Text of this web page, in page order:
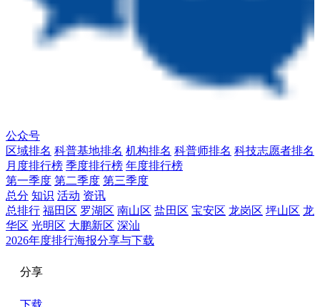
公众号
区域排名 科普基地排名 机构排名 科普师排名 科技志愿者排名
月度排行榜 季度排行榜 年度排行榜
第一季度 第二季度 第三季度
总分 知识 活动 资讯
总排行 福田区 罗湖区 南山区 盐田区 宝安区 龙岗区 坪山区 龙
华区 光明区 大鹏新区 深汕
2026年度排行海报分享与下载
分享
下载